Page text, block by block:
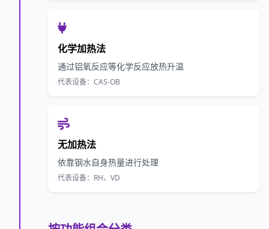
化学加热法
通过铝氧反应等化学反应放热升温
代表设备：CAS-OB
无加热法
依靠钢水自身热量进行处理
代表设备：RH、VD